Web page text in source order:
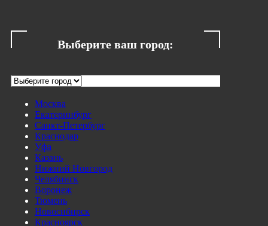
Выберите ваш город:
Москва
Екатеринбург
Санкт-Петербург
Краснодар
Уфа
Казань
Нижний Новгород
Челябинск
Воронеж
Тюмень
Новосибирск
Красноярск